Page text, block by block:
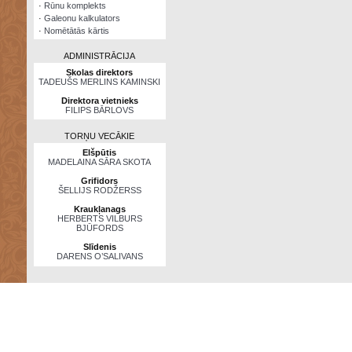
· Rūnu komplekts
· Galeonu kalkulators
· Nomētātās kārtis
ADMINISTRĀCIJA
Skolas direktors
TADEUŠS MERLINS KAMINSKI
Direktora vietnieks
FILIPS BĀRLOVS
TORŅU VECĀKIE
Elšpūtis
MADELAINA SĀRA SKOTA
Grifidors
ŠELLIJS RODŽERSS
Kraukļanags
HERBERTS VILBURS
BJŪFORDS
Slīdenis
DARENS O’SALIVANS